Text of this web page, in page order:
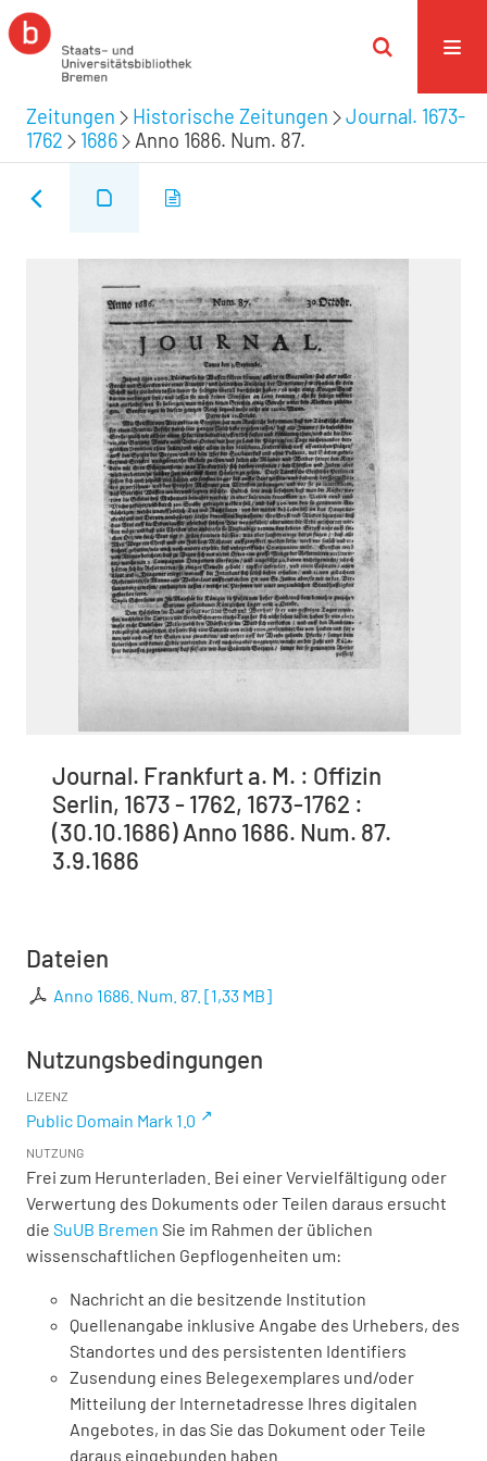
Zeitungen Historische Zeitungen
Journal. 1673-
1762
1686 Anno 1686. Num. 87.
Journal. Frankfurt a. M. : Offizin
Serlin, 1673 - 1762, 1673-1762 :
(30.10.1686) Anno 1686. Num. 87.
3.9.1686
Dateien
Anno 1686. Num. 87. [1,33 MB]
Nutzungsbedingungen
LIZENZ
Public Domain Mark 1.0
NUTZUNG
Frei zum Herunterladen. Bei einer Vervielfältigung oder
Verwertung des Dokuments oder Teilen daraus ersucht
die SuUB Bremen Sie im Rahmen der üblichen
wissenschaftlichen Gepflogenheiten um:
Nachricht an die besitzende Institution
Quellenangabe inklusive Angabe des Urhebers, des
Standortes und des persistenten Identifiers
Zusendung eines Belegexemplares und/oder
Mitteilung der Internetadresse Ihres digitalen
Angebotes, in das Sie das Dokument oder Teile
daraus eingebunden haben